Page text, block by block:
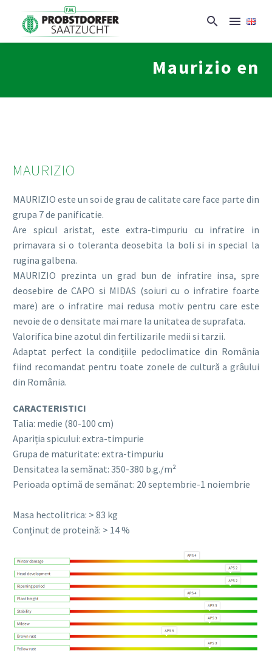
Maurizio en
MAURIZIO
MAURIZIO este un soi de grau de calitate care face parte din
grupa 7 de panificatie.
Are spicul aristat, este extra-timpuriu cu infratire in
primavara si o toleranta deosebita la boli si in special la
rugina galbena.
MAURIZIO prezinta un grad bun de infratire insa, spre
deosebire de CAPO si MIDAS (soiuri cu o infratire foarte
mare) are o infratire mai redusa motiv pentru care este
nevoie de o densitate mai mare la unitatea de suprafata.
Valorifica bine azotul din fertilizarile medii si tarzii.
Adaptat perfect la condițiile pedoclimatice din România
fiind recomandat pentru toate zonele de cultură a grâului
din România.
CARACTERISTICI
Talia: medie (80-100 cm)
Apariția spicului: extra-timpurie
Grupa de maturitate: extra-timpuriu
Densitatea la semănat: 350-380 b.g./m²
Perioada optimă de semănat: 20 septembrie-1 noiembrie
Masa hectolitrica: > 83 kg
Conținut de proteină: > 14 %